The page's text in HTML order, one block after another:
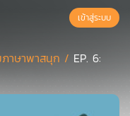
เข้าสู่ระบบ
าษาพาสนุก / EP. 6: